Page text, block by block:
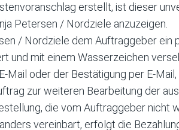
erstellt, ist dieser
Petersen / Nordziele anzuzeigen.
/ Nordziele dem Auftraggeber ein
und mit einem Wasserzeichen
Mail oder der Bestätigung per E-
zur weiteren Bearbeitung der
die vom Auftraggeber nicht
vereinbart, erfolgt die